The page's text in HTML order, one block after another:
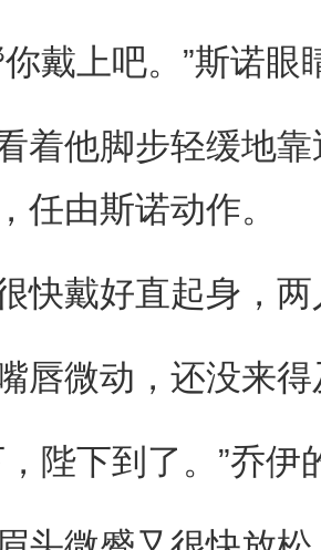
上吧。”斯诺眼
他脚步轻缓地靠
任由斯诺动作。
戴好直起身，两
微动，还没来得
下到了。”乔伊